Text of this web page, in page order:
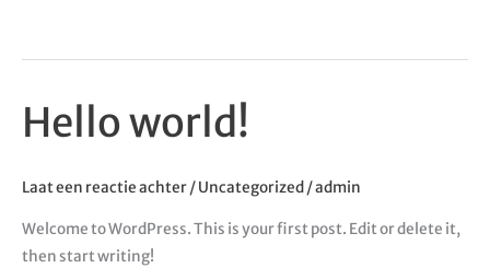
Hello world!
Laat een reactie achter/Uncategorized /admin
Welcome to WordPress. This is your first post. Edit or delete it,
then start writing!
Hello
world!